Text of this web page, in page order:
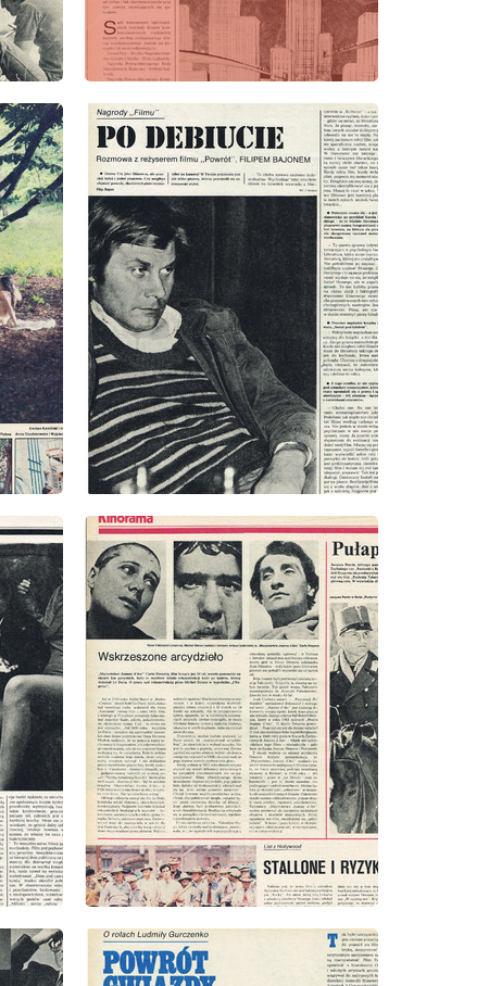
wydanie: 33/1978
wydanie: 33/1978
wydanie: 33/1978